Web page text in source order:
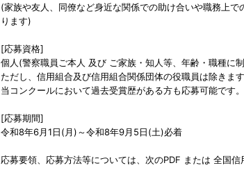
(家族や友人、同僚など身近な関係での助け合いや職務上で
ります)
[応募資格]
個人(警察職員ご本人 及び ご家族・知人等、年齢・職種に制
ただし、信用組合及び信用組合関係団体の役職員は除きま
当コンクールにおいて過去受賞歴がある方も応募可能です。
[応募期間]
令和8年6月1日(月)～令和8年9月5日(土)必着
応募要領、応募方法等については、次のPDF または 全国